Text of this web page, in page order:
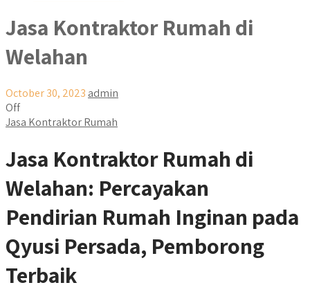
Jasa Kontraktor Rumah di
Welahan
October 30, 2023 admin
Off
Jasa Kontraktor Rumah
Jasa Kontraktor Rumah di
Welahan: Percayakan
Pendirian Rumah Inginan pada
Qyusi Persada, Pemborong
Terbaik